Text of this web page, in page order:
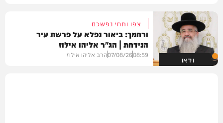
וידאו
צפו ותחי נפשכם
ורחמך: ביאור נפלא על פרשת עיר
הנידחת | הג"ר אליהו אילוז
08:59
07/08/26הרב אליהו אילוז